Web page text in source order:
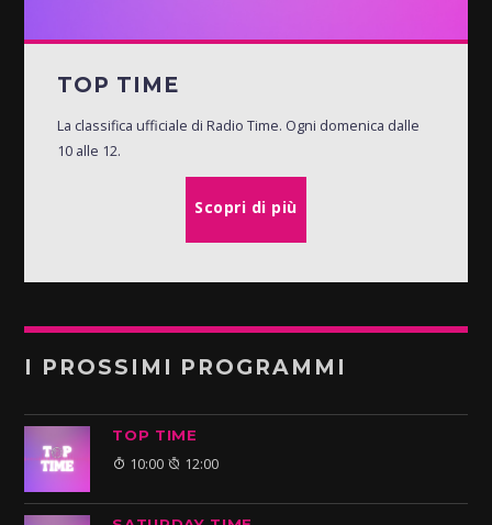
TOP TIME
La classifica ufficiale di Radio Time. Ogni domenica dalle
10 alle 12.
Scopri di più
I PROSSIMI PROGRAMMI
TOP TIME
10:00 12:00